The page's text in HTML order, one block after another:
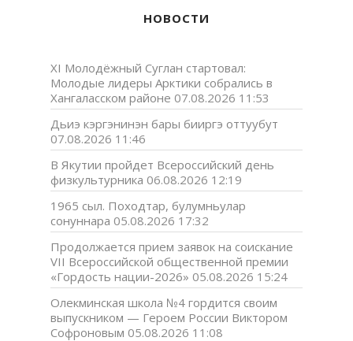
НОВОСТИ
XI Молодёжный Суглан стартовал:
Молодые лидеры Арктики собрались в
Хангаласском районе 07.08.2026 11:53
Дьиэ кэргэнинэн бары бииргэ оттуубут
07.08.2026 11:46
В Якутии пройдет Всероссийский день
физкультурника 06.08.2026 12:19
1965 сыл. Походтар, булумньулар
сонуннара 05.08.2026 17:32
Продолжается прием заявок на соискание
VII Всероссийской общественной премии
«Гордость нации-2026» 05.08.2026 15:24
Олекминская школа №4 гордится своим
выпускником — Героем России Виктором
Софроновым 05.08.2026 11:08